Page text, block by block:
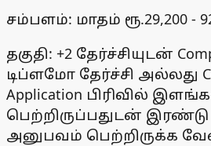
சம்பளம்: மாதம் ரூ.29,200 -
தகுதி: +2 தேர்ச்சியுடன்
டிப்ளமோ தேர்ச்சி அல்லது
Application பிரிவில்
பெற்றிருப்பதுடன்
அனுபவம் பெற்றிருக்க